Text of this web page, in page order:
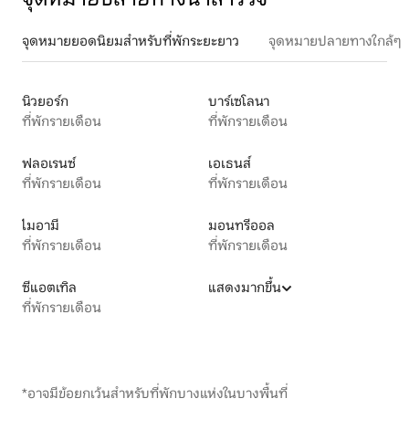
จุดหมายยอดนิยมสำหรับที่พักระยะยาว จุดหมายปลายทางใกล้ๆ
นิวยอร์ก
ที่พักรายเดือน
บาร์เซโลนา
ที่พักรายเดือน
ฟลอเรนซ์
ที่พักรายเดือน
เอเธนส์
ที่พักรายเดือน
ไมอามี
ที่พักรายเดือน
มอนทรีออล
ที่พักรายเดือน
ซีแอตเทิล
ที่พักรายเดือน
แสดงมากขึ้น
*อาจมีข้อยกเว้นสำหรับที่พักบางแห่งในบางพื้นที่